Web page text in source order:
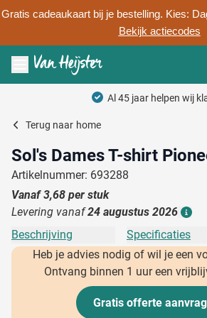
Gratis cadeaukaart bij je bestelling. Kies:
Bekijk actiecodes
Ga naar de inhoud
Menu openen
Al 45 jaar helpen wij
Terug naar home
Sol's Dames T-shirt
Artikelnummer: 693288
Vanaf3,68 per stuk
Levering vanaf24 augustus 2026
Beschrijving Specificaties
Heb je advies nodig of wil je een
Ontvang binnen 1 uur een
Gratis offerte